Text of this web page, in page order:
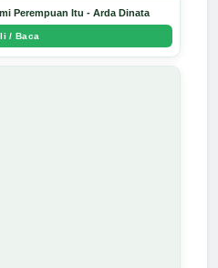
Perempuan Itu - Arda Dinata
/ Baca